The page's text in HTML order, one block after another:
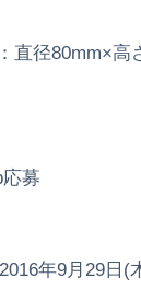
直径80mm×
募
年9月29日(